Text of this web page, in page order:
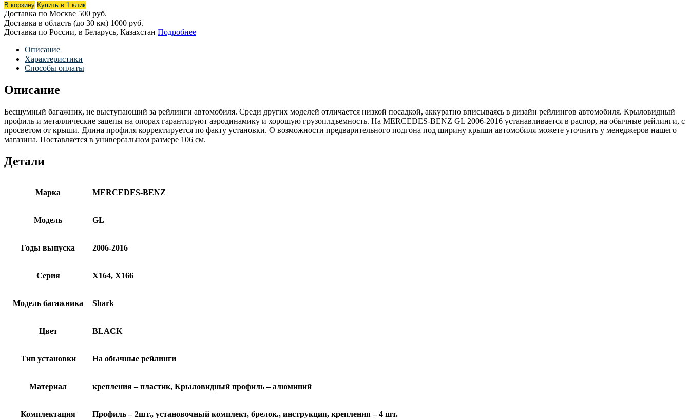
В корзину Купить в 1 клик
Доставка по Москве 500 руб.
Доставка в область (до 30 км) 1000 руб.
Доставка по России, в Беларусь, Казахстан Подробнее
Описание
Характеристики
Способы оплаты
Описание
Бесшумный багажник, не выступающий за рейлинги автомобиля. Среди других моделей отличается низкой посадкой, аккуратно вписываясь в дизайн рейлингов автомобиля. Крыловидный
профиль и металлические зацепы на опорах гарантируют аэродинамику и хорошую грузоплдъемность. На MERCEDES-BENZ GL 2006-2016 устанавливается в распор, на обычные рейлинги, с
просветом от крыши. Длина профиля корректируется по факту установки. О возможности предварительного подгона под ширину крыши автомобиля можете уточнить у менеджеров нашего
магазина. Поставляется в универсальном размере 106 см.
Детали
Марка MERCEDES-BENZ
Модель GL
Годы выпуска 2006-2016
Серия X164, X166
Модель багажника Shark
Цвет BLACK
Тип установки На обычные рейлинги
Материал крепления – пластик, Крыловидный профиль – алюминий
Комплектация Профиль – 2шт., установочный комплект, брелок., инструкция, крепления – 4 шт.